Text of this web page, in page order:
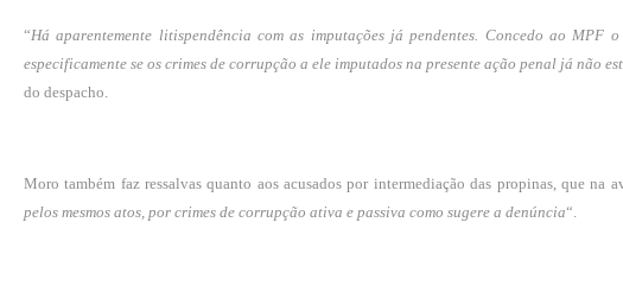
“Há aparentemente litispendência com as imputações já pendentes. Concedo ao MPF
especificamente se os crimes de corrupção a ele imputados na presente ação penal já não
do despacho.
Moro também faz ressalvas quanto aos acusados por intermediação das propinas, que na
pelos mesmos atos, por crimes de corrupção ativa e passiva como sugere a denúncia“.